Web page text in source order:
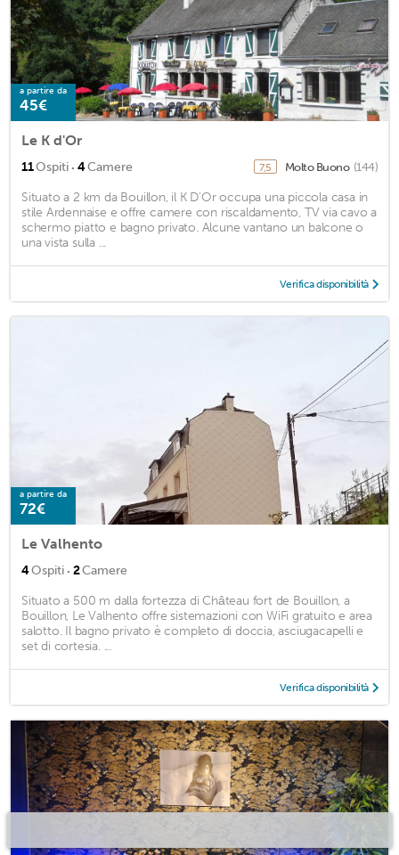
a partire da
45€
Le K d'Or
11Ospiti · 4Camere 7,5 Molto Buono (144)
Situato a 2 km da Bouillon, il K D'Or occupa una piccola casa in
stile Ardennaise e offre camere con riscaldamento, TV via cavo a
schermo piatto e bagno privato. Alcune vantano un balcone o
una vista sulla ...
Verifica disponibilità
a partire da
72€
Le Valhento
4Ospiti · 2Camere
Situato a 500 m dalla fortezza di Château fort de Bouillon, a
Bouillon, Le Valhento offre sistemazioni con WiFi gratuito e area
salotto. Il bagno privato è completo di doccia, asciugacapelli e
set di cortesia. ...
Verifica disponibilità